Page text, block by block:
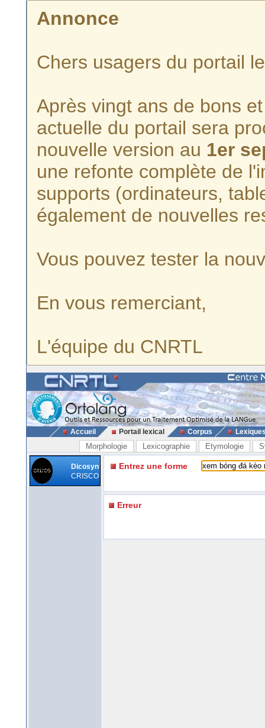
Annonce
Chers usagers du portail
Après vingt ans de bons
actuelle du portail sera
nouvelle version au 1er
une refonte complète de
supports (ordinateurs,
également de nouvelles
Vous pouvez tester la
En vous remerciant,
L'équipe du CNRTL
Accueil Portail lexical Corpus
Morphologie Lexicographie Etymologie
Dicosyn
CRISCO
Entrez une forme
Erreur